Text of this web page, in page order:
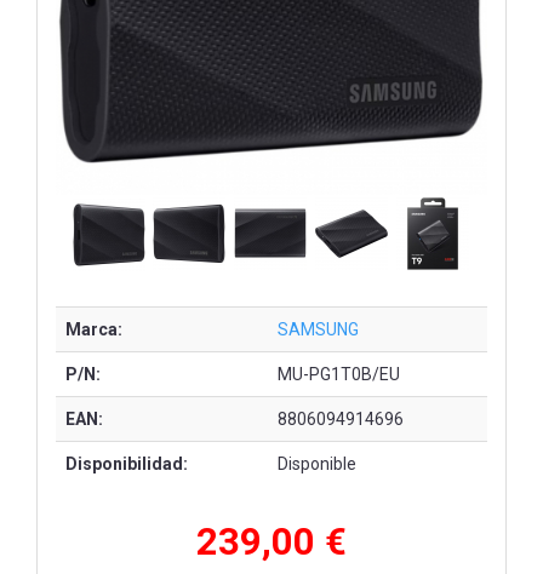
Marca: SAMSUNG
P/N: MU-PG1T0B/EU
EAN: 8806094914696
Disponibilidad: Disponible
239,00 €